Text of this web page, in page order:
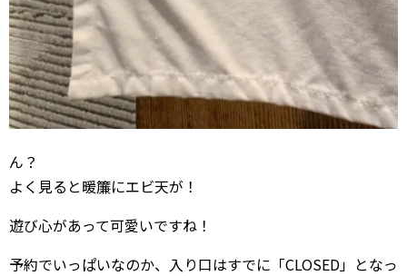
ん？
よく見ると暖簾にエビ天が！
遊び心があって可愛いですね！
予約でいっぱいなのか、入り口はすでに「CLOSED」となっ